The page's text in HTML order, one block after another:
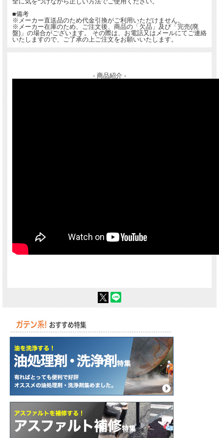
■備考
※メーカー直送品のため代金引換がご利用いただけません。
※メーカー在庫のため、ご注文後、商品の「欠品」及び「完売(廃
盤)」の場合がございます。 その際は、お電話又はメールにてご連絡
いたしますので、ご了承の上ご注文をお願いいたします。
- 商品紹介 -